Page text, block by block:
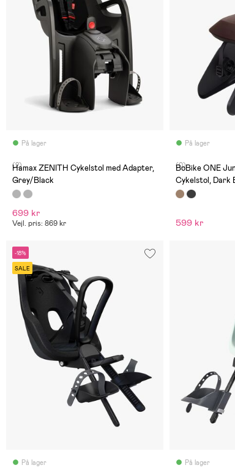
På lager
(2)
Hamax ZENITH Cykelstol med Adapter,
Grey/Black
699 kr
Vejl. pris: 869 kr
På lager
(0)
BoBike ONE
Cykelstol, Dark
599 kr
-18%
SALE
På lager På lager